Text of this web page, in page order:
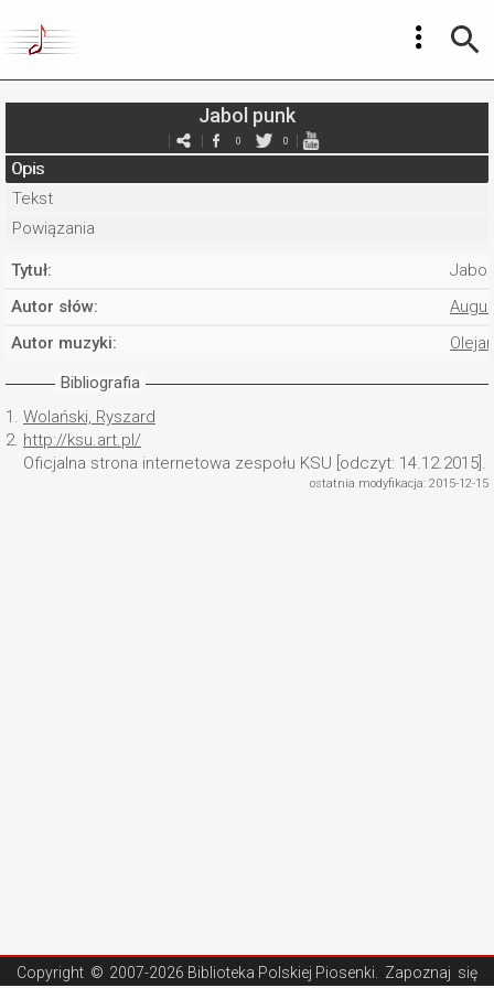
Jabol punk
0 0
Opis
Tekst
Powiązania
Tytuł:
Jabol
Autor słów:
Autor muzyki:
Bibliografia
1. Wolański, Ryszard
2. http://ksu.art.pl/
Oficjalna strona internetowa zespołu KSU [odczyt: 14.12.2015].
ostatnia modyfikacja: 2015-12-15
Copyright © 2007-2026 Biblioteka Polskiej Piosenki . Zapoznaj się